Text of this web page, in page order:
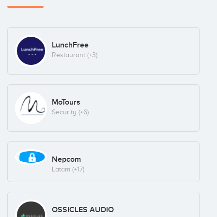
LunchFree
Restaurant (+3)
MoTours
Security (+6)
Nepcom
Latam (+17)
OSSICLES AUDIO